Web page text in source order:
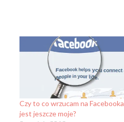
Czy to co wrzucam na Facebooka
jest jeszcze moje?